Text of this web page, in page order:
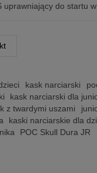
do startu
kask narciarski
kask narciarski dla
z twardymi uszami
kaski narciarskie dla
POC Skull Dura JR